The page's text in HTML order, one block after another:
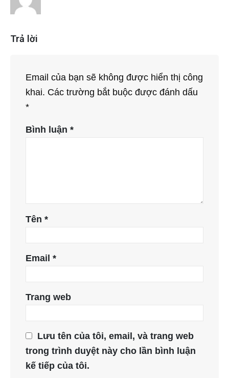
Trả lời
Email của bạn sẽ không được hiển thị công
khai. Các trường bắt buộc được đánh dấu
*
Bình luận *
Tên *
Email *
Trang web
Lưu tên của tôi, email, và trang web
trong trình duyệt này cho lần bình luận
kế tiếp của tôi.